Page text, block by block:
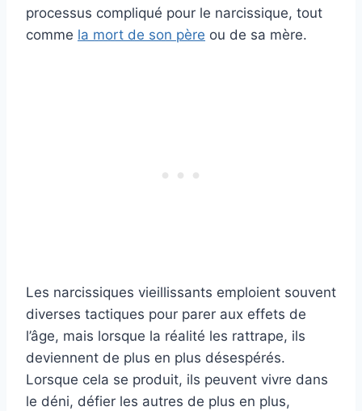
processus compliqué pour le narcissique, tout
comme la mort de son père ou de sa mère.
Les narcissiques vieillissants emploient souvent
diverses tactiques pour parer aux effets de
l’âge, mais lorsque la réalité les rattrape, ils
deviennent de plus en plus désespérés.
Lorsque cela se produit, ils peuvent vivre dans
le déni, défier les autres de plus en plus,